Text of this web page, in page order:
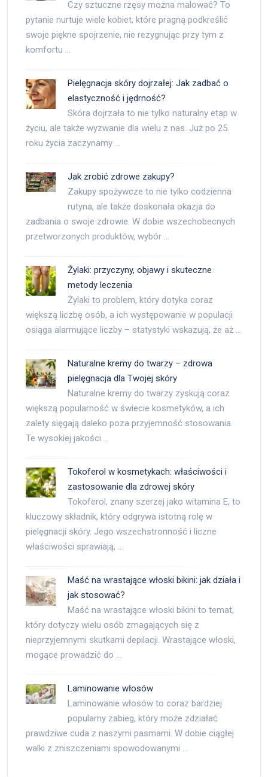
Czy sztuczne rzęsy można malować? To
pytanie nurtuje wiele kobiet, które pragną podkreślić
swoje piękne spojrzenie, nie rezygnując przy tym z
komfortu …
Pielęgnacja skóry dojrzałej: Jak zadbać o
elastyczność i jędrność?
Skóra dojrzała to nie tylko naturalny etap w
życiu, ale także wyzwanie dla wielu z nas. Już po 25.
roku życia zaczynamy …
Jak zrobić zdrowe zakupy?
Zakupy spożywcze to nie tylko codzienna
rutyna, ale także doskonała okazja do
zadbania o swoje zdrowie. W dobie wszechobecnych
przetworzonych produktów, wybór …
Żylaki: przyczyny, objawy i skuteczne
metody leczenia
Żylaki to problem, który dotyka coraz
większą liczbę osób, a ich występowanie w populacji
osiąga alarmujące liczby – statystyki wskazują, że aż …
Naturalne kremy do twarzy – zdrowa
pielęgnacja dla Twojej skóry
Naturalne kremy do twarzy zyskują coraz
większą popularność w świecie kosmetyków, a ich
zalety sięgają daleko poza przyjemność stosowania.
Te wysokiej jakości …
Tokoferol w kosmetykach: właściwości i
zastosowanie dla zdrowej skóry
Tokoferol, znany szerzej jako witamina E, to
kluczowy składnik, który odgrywa istotną rolę w
pielęgnacji skóry. Jego wszechstronność i liczne
właściwości sprawiają, …
Maść na wrastające włoski bikini: jak działa i
jak stosować?
Maść na wrastające włoski bikini to temat,
który dotyczy wielu osób zmagających się z
nieprzyjemnymi skutkami depilacji. Wrastające włoski,
mogące prowadzić do …
Laminowanie włosów
Laminowanie włosów to coraz bardziej
popularny zabieg, który może zdziałać
prawdziwe cuda z naszymi pasmami. W dobie ciągłej
walki z zniszczeniami spowodowanymi …